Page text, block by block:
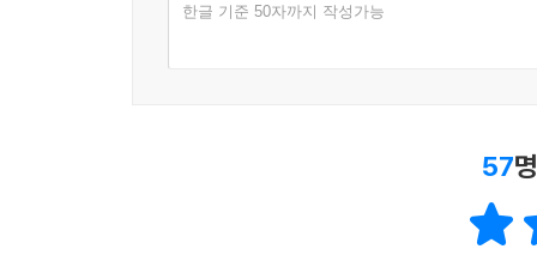
한글 기준 50자까지 작성가능
57